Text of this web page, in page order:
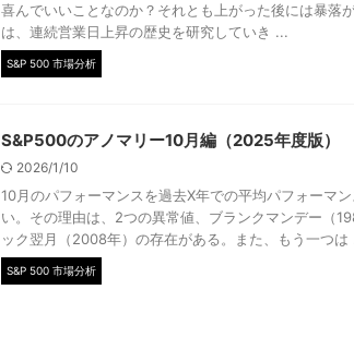
喜んでいいことなのか？それとも上がった後には暴落
は、連続営業日上昇の歴史を研究していき ...
S&P 500 市場分析
S&P500のアノマリー10月編（2025年度版）
2026/1/10
10月のパフォーマンスを過去X年での平均パフォーマ
い。その理由は、2つの異常値、ブランクマンデー（
ック翌月（2008年）の存在がある。また、もう一つは
S&P 500 市場分析